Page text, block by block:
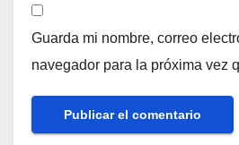
Guarda mi nombre, correo
navegador para la próxima vez